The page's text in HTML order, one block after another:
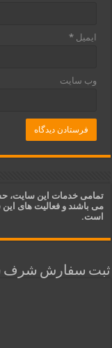
ایمیل*
وب‌ سایت
تمامی خدمات این سایت،
می باشند و فعالیت های
است.
ثبت سفارش شرف